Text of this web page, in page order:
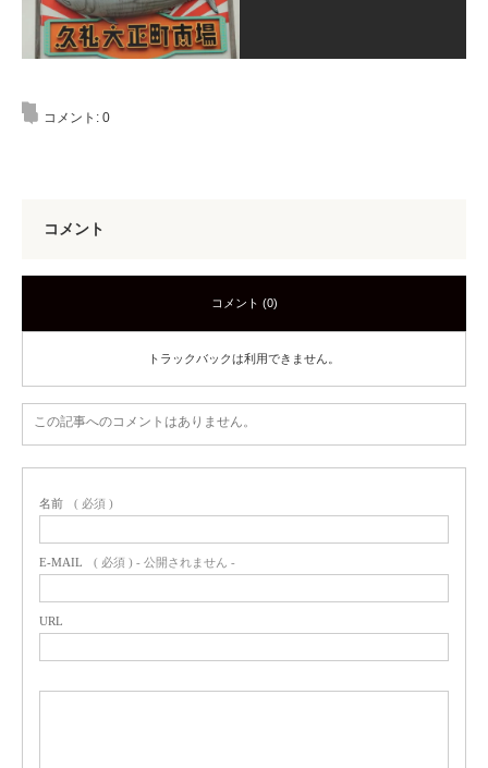
コメント: 0
コメント
コメント (0)
トラックバックは利用できません。
この記事へのコメントはありません。
名前 ( 必須 )
E-MAIL ( 必須 ) - 公開されません -
URL